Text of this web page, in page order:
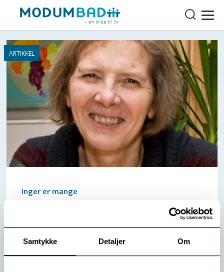
Samtykke Detaljer Om
Inger er mange
«Bare meg…» er romanen om Inger og vennene hun
Les mer